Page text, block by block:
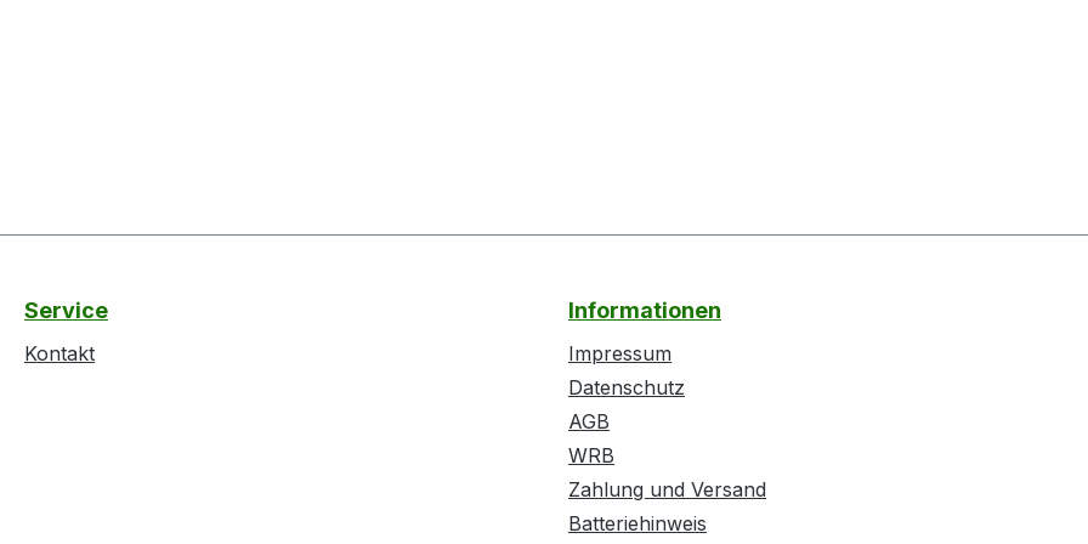
Service
Kontakt
Informationen
Impressum
Datenschutz
AGB
WRB
Zahlung und Versand
Batteriehinweis